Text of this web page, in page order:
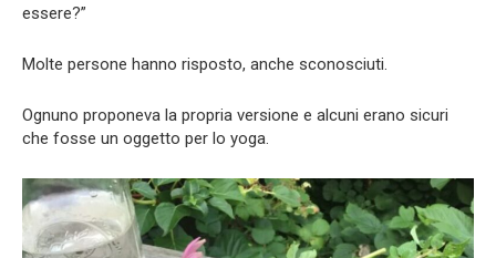
essere?”
Molte persone hanno risposto, anche sconosciuti.
Ognuno proponeva la propria versione e alcuni erano sicuri
che fosse un oggetto per lo yoga.